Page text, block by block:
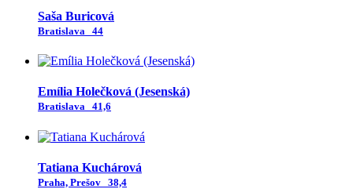
Saša Buricová
Bratislava 44
Emília Holečková (Jesenská)
Bratislava 41,6
Tatiana Kuchárová
Praha, Prešov 38,4